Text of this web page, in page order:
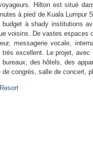
Hilton est situé
à pied de Kuala Lumpur
à shady institutions
voisins. De vastes espaces
messagerie vocale,
excellent. Le projet,
des hôtels, des
congrès, salle de concert,